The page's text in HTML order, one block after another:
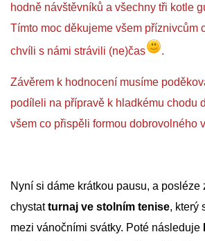
hodně návštěvníků a všechny tři kotle
Tímto moc děkujeme všem příznivcům
chvíli s námi strávili (ne)čas
.
Závěrem k hodnocení musíme
podíleli na přípravě k hladkému chodu
všem co přispěli formou dobrovolného
Nyní si dáme krátkou pausu, a posléze
chystatturnaj ve stolním tenise, který
mezi vánočními svátky. Poté následuje